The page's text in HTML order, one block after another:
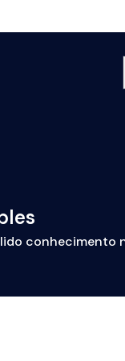
conhecimento